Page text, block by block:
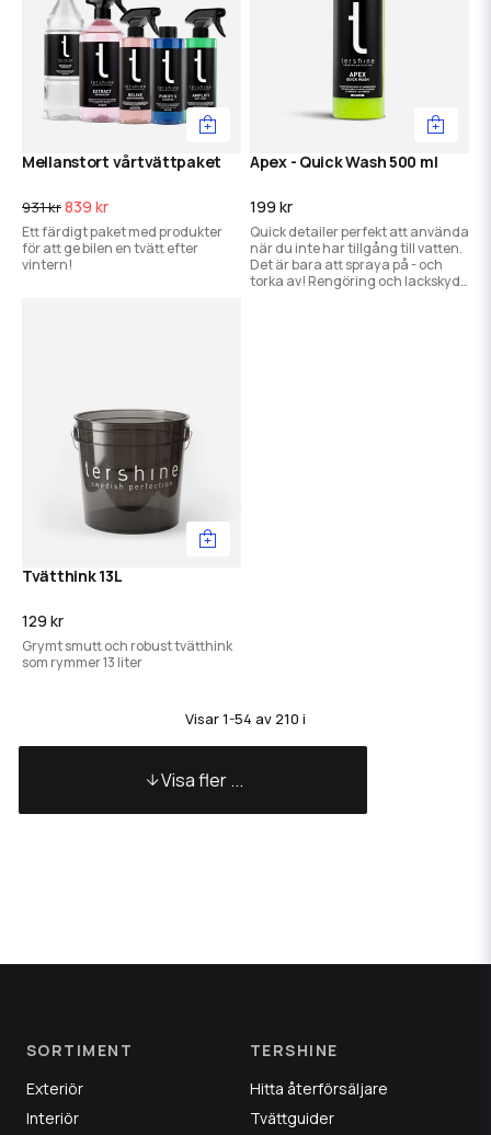
Mellanstort vårtvättpaket
931 kr839 kr
Ett färdigt paket med produkter
för att ge bilen en tvätt efter
vintern!
Apex - Quick Wash 500 ml
199 kr
Quick detailer perfekt att använda
när du inte har tillgång till vatten.
Det är bara att spraya på - och
torka av! Rengöring och lackskydd
Tvätthink 13L
129 kr
Grymt smutt och robust tvätthink
som rymmer 13 liter
Visar 1-54 av 210 i
Visa fler ...
SORTIMENT
Exteriör
Interiör
TERSHINE
Hitta återförsäljare
Tvättguider